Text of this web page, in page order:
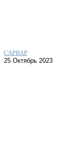
САРВАР
25 Октябрь 2023